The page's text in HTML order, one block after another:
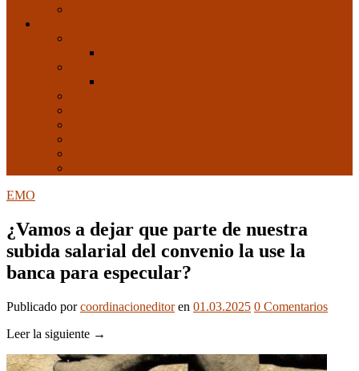
EMO
¿Vamos a dejar que parte de nuestra
subida salarial del convenio la use la
banca para especular?
Publicado porcoordinacioneditor en 01.03.2025 0 Comentarios
Leer la siguiente →